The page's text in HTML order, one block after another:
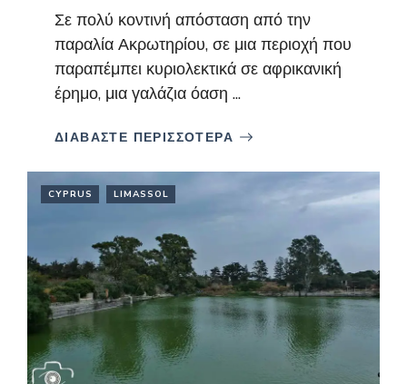
Σε πολύ κοντινή απόσταση από την
παραλία Ακρωτηρίου, σε μια περιοχή που
παραπέμπει κυριολεκτικά σε αφρικανική
έρημο, μια γαλάζια όαση ...
ΔΙΑΒΑΣΤΕ ΠΕΡΙΣΣΟΤΕΡΑ
CYPRUS LIMASSOL